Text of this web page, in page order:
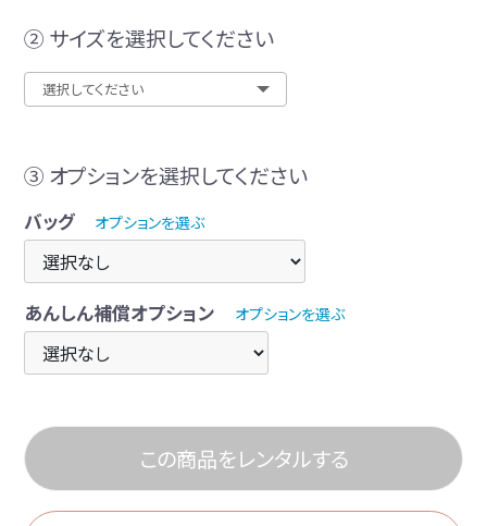
② サイズを選択してください
③ オプションを選択してください
バッグ オプションを選ぶ
あんしん補償オプション オプションを選ぶ
この商品をレンタルする